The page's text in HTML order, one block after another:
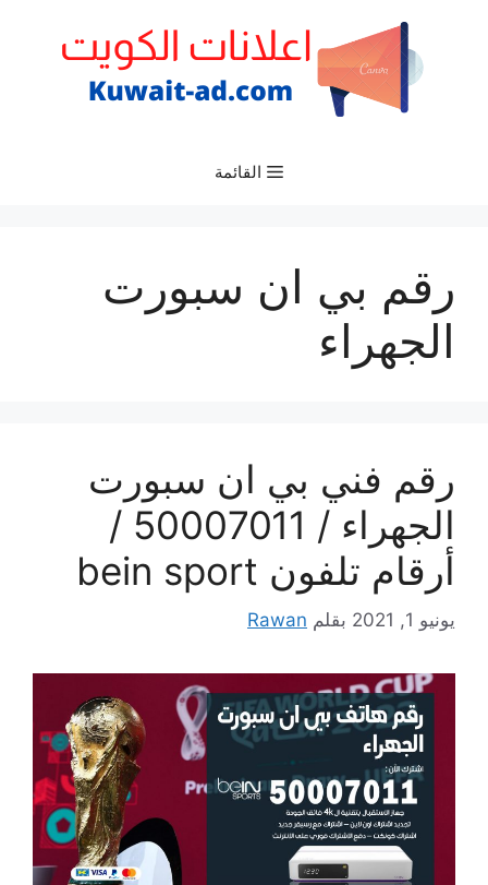
القائمة
رقم بي ان سبورت
الجهراء
رقم فني بي ان سبورت
الجهراء / 50007011 /
أرقام تلفون bein sport
يونيو 1, 2021 بقلم Rawan